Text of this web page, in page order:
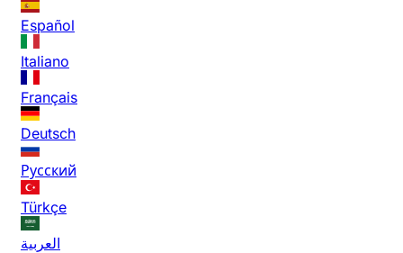
Español
Italiano
Français
Deutsch
Русский
Türkçe
العربية